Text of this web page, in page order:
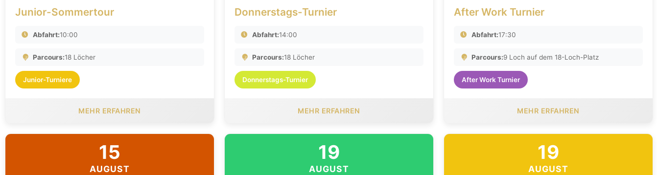
Junior-Sommertour
Abfahrt:10:00
Parcours:18 Löcher
Junior-Turniere
MEHR ERFAHREN
Donnerstags-Turnier
Abfahrt:14:00
Parcours:18 Löcher
Donnerstags-Turnier
MEHR ERFAHREN
After Work Turnier
Abfahrt:17:30
Parcours:9 Loch auf dem 18-Loch-Platz
After Work Turnier
MEHR ERFAHREN
15
AUGUST
19
AUGUST
19
AUGUST